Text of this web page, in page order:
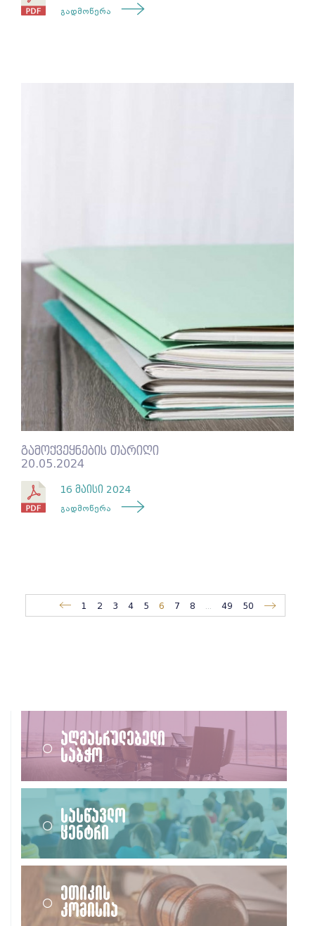
გადმოწერა
გამოქვეყნების თარიღი
20.05.2024
16 მაისი 2024
გადმოწერა
1 2 3 4 5 6 7 8 49 50
აღმასრულებელი
საბჭო
სასწავლო
ცენტრი
ეთიკის
კომისია